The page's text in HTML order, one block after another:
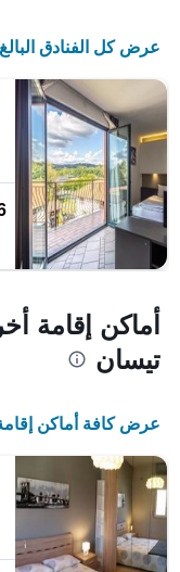
عرض كل الفنادق البالغ
أماكن إقامة
تيسان
عرض كافة أماكن إقامة